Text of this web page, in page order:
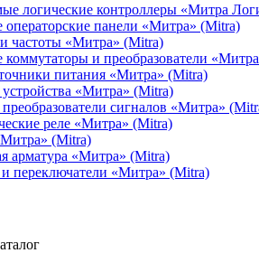
логические контроллеры «Митра
панели «Митра» (Mitra)
частоты «Митра» (Mitra)
и преобразователи
питания «Митра» (Mitra)
«Митра» (Mitra)
сигналов «Митра»
реле «Митра» (Mitra)
(Mitra)
арматура «Митра» (Mitra)
переключатели «Митра» (Mitra)